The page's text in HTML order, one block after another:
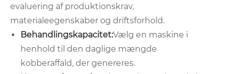
evaluering af produktionskrav,
materialeegenskaber og driftsforhold.
Behandlingskapacitet:Vælg en maskine i
henhold til den daglige mængde
kobberaffald, der genereres.